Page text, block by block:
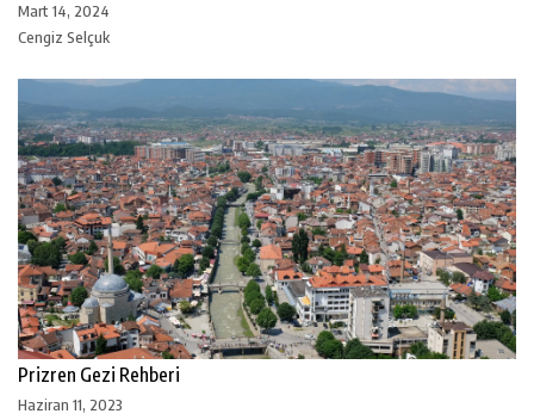
Mart 14, 2024
Cengiz Selçuk
Prizren Gezi Rehberi
Haziran 11, 2023